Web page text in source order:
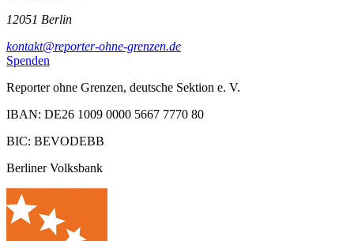
12051 Berlin
kontakt@reporter-ohne-grenzen.de
Spenden
Reporter ohne Grenzen, deutsche Sektion e. V.
IBAN: DE26 1009 0000 5667 7770 80
BIC: BEVODEBB
Berliner Volksbank